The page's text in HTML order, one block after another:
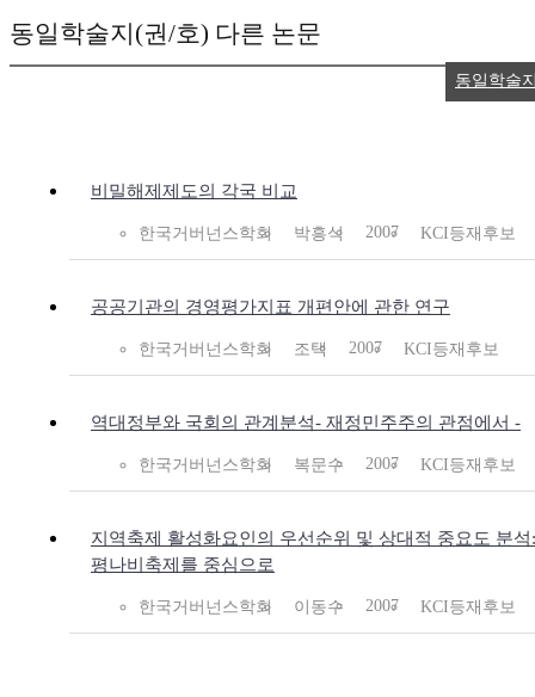
동일학술지(권/호) 다른 논문
비밀해제제도의 각국 비교
한국거버넌스학회 박흥식 2007 KCI등재후보
공공기관의 경영평가지표 개편안에 관한 연구
한국거버넌스학회 조택 2007 KCI등재후보
역대정부와 국회의 관계분석- 재정민주주의 관점에서 -
한국거버넌스학회 복문수 2007 KCI등재후보
지역축제 활성화요인의 우선순위 및 상대적 중요도 분석
평나비축제를 중심으로
한국거버넌스학회 이동수 2007 KCI등재후보
동일학술